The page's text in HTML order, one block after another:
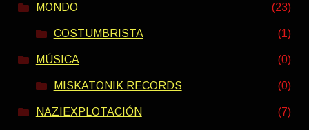
MONDO (23)
COSTUMBRISTA (1)
MÚSICA (0)
MISKATONIK RECORDS (0)
NAZIEXPLOTACIÓN (7)